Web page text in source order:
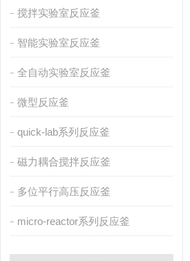
搅拌实验室反应釜
智能实验室反应釜
全自动实验室反应釜
微型反应釜
quick-lab系列反应釜
磁力耦合搅拌反应釜
多位平行高压反应釜
micro-reactor系列反应釜